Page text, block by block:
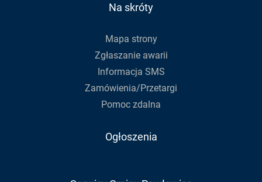
Na skróty
Mapa strony
Zgłaszanie awarii
Informacja SMS
Zamówienia/Przetargi
Pomoc zdalna
Ogłoszenia